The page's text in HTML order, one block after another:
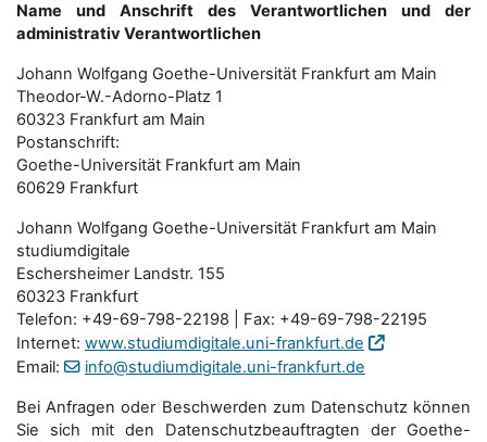
Name und Anschrift des Verantwortlichen und der
administrativ Verantwortlichen
Johann Wolfgang Goethe-Universität Frankfurt am Main
Theodor-W.-Adorno-Platz 1
60323 Frankfurt am Main
Postanschrift:
Goethe-Universität Frankfurt am Main
60629 Frankfurt
Johann Wolfgang Goethe-Universität Frankfurt am Main
studiumdigitale
Eschersheimer Landstr. 155
60323 Frankfurt
Telefon: +49-69-798-22198 | Fax: +49-69-798-22195
Internet: www.studiumdigitale.uni-frankfurt.de
Email:
info@studiumdigitale.uni-frankfurt.de
Bei Anfragen oder Beschwerden zum Datenschutz können
Sie sich mit den Datenschutz­beauftragten der Goethe-